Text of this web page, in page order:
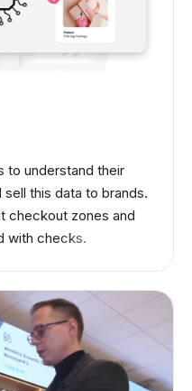
to understand their
this data to brands.
checkout zones and
with checks.